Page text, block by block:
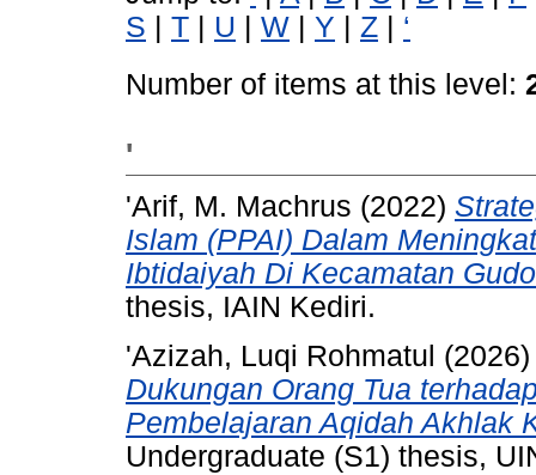
S | T | U | W | Y | Z | ‘
Number of items at this level:
'
'Arif, M. Machrus (2022)
Islam (PPAI) Dalam
Ibtidaiyah Di Kecamatan
thesis, IAIN Kediri.
'Azizah, Luqi Rohmatul
Dukungan Orang Tua
Pembelajaran Aqidah Akhlak
Undergraduate (S1) thesis,